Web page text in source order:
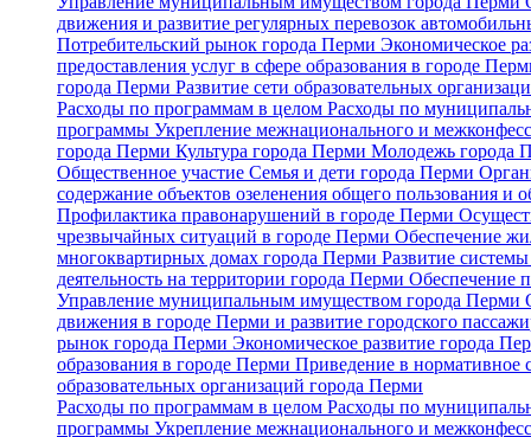
движения и развитие регулярных перевозок
Потребительский рынок города Перми Экономическое
предоставления услуг в сфере образования в городе
города Перми Развитие сети образовательных
Расходы по программам в целом Расходы по
программы Укрепление межнационального и
города Перми Культура города Перми Молодежь города
Общественное участие Семья и дети города Перми
содержание объектов озеленения общего пользования и
Профилактика правонарушений в городе Перми
чрезвычайных ситуаций в городе Перми Обеспечение
многоквартирных домах города Перми Развитие
деятельность на территории города Перми Обеспечение
Управление муниципальным имуществом города Перми
движения в городе Перми и развитие городского
рынок города Перми Экономическое развитие города
образования в городе Перми Приведение в нормативное
образовательных организаций города Перми
Расходы по программам в целом Расходы по
программы Укрепление межнационального и